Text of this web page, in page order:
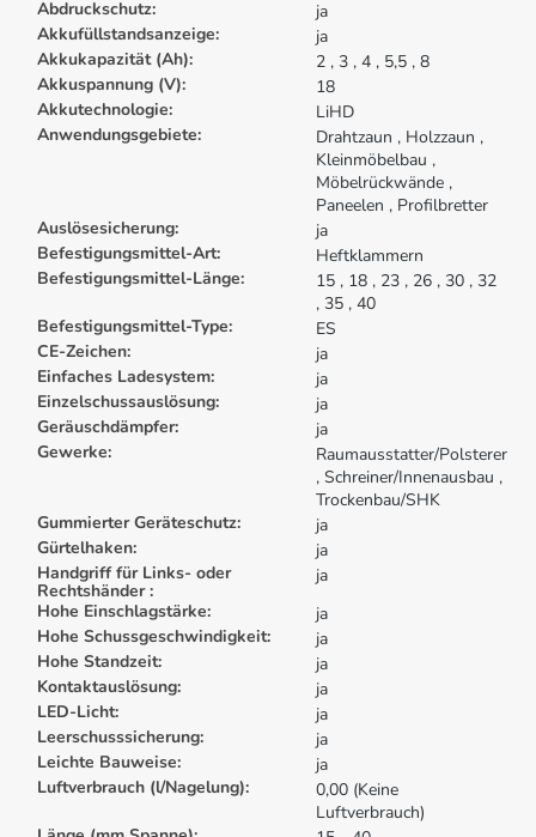
Abdruckschutz:
ja
Akkufüllstandsanzeige:
ja
Akkukapazität (Ah):
2 , 3 , 4 , 5,5 , 8
Akkuspannung (V):
18
Akkutechnologie:
LiHD
Anwendungsgebiete:
Drahtzaun , Holzzaun ,
Kleinmöbelbau ,
Möbelrückwände ,
Paneelen , Profilbretter
Auslösesicherung:
ja
Befestigungsmittel-Art:
Heftklammern
Befestigungsmittel-Länge:
15 , 18 , 23 , 26 , 30 , 32
, 35 , 40
Befestigungsmittel-Type:
ES
CE-Zeichen:
ja
Einfaches Ladesystem:
ja
Einzelschussauslösung:
ja
Geräuschdämpfer:
ja
Gewerke:
Raumausstatter/Polsterer
, Schreiner/Innenausbau ,
Trockenbau/SHK
Gummierter Geräteschutz:
ja
Gürtelhaken:
ja
Handgriff für Links- oder
Rechtshänder :
ja
Hohe Einschlagstärke:
ja
Hohe Schussgeschwindigkeit:
ja
Hohe Standzeit:
ja
Kontaktauslösung:
ja
LED-Licht:
ja
Leerschusssicherung:
ja
Leichte Bauweise:
ja
Luftverbrauch (l/Nagelung):
0,00 (Keine
Luftverbrauch)